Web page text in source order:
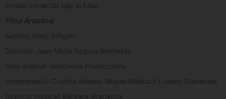
brindis col·lectiu cap al futur.
Fitxa Artistica:
Autoria: Marc Artigau
Direcció: Joan Maria Segura Bernadas
Idea original: Genoveva Produccions
Interpretació: Cristina Arenas, Miquel Malirach i Josep Sobrevals
Direcció musical: Bárbara Granados